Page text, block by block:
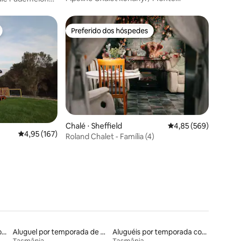
4,95 de uma avaliação média de 5, 167 avaliações
4,95 (167)
Preferido dos hóspedes
Preferido dos hóspedes
Chalé ⋅ Sheffield 4,85 de uma avaliação
4,85 (569)
Roland Chalet - Família (4)
Aluguéis por temporada com acesso ao lago
Aluguel por temporada de casas de veraneio
Aluguéis por temporada com caiaque